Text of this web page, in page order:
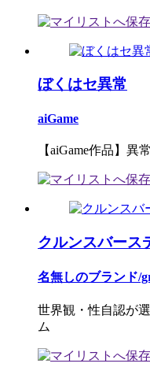
ぼくはセ異常
aiGame
【aiGame作品】異
クルンスバース
名無しのブランド/
世界観・性自認が
ム